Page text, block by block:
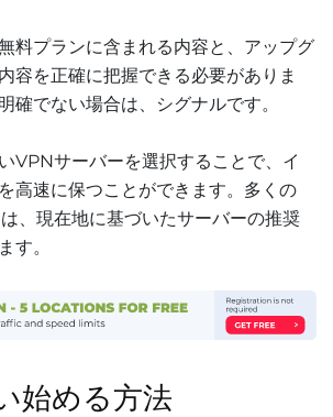
料プランに含まれる内容と、アップグ
容を正確に把握できる必要がありま
確でない場合は、シグナルです。
VPNサーバーを選択することで、イ
高速に保つことができます。多くの
、現在地に基づいたサーバーの推奨
す。
始める方法